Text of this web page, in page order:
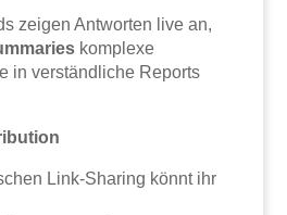
zeigen Antworten live an,
komplexe
in verständliche Reports
Link-Sharing könnt ihr